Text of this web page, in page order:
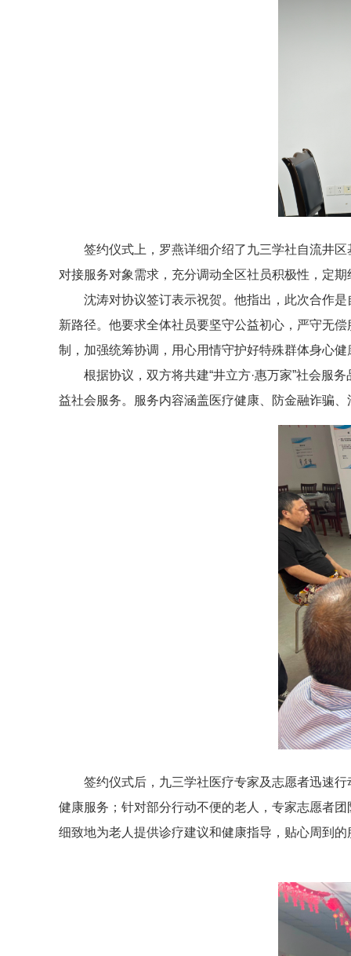
签约仪式上，罗燕详细介绍了九三学社自流井
对接服务对象需求，充分调动全区社员积极性，定
沈涛对协议签订表示祝贺。他指出，此次合作
新路径。他要求全体社员要坚守公益初心，严守无
制，加强统筹协调，用心用情守护好特殊群体身心健
根据协议，双方将共建“井立方·惠万家”社会服
益社会服务。服务内容涵盖医疗健康、防金融诈骗
签约仪式后，九三学社医疗专家及志愿者迅速
健康服务；针对部分行动不便的老人，专家志愿者
细致地为老人提供诊疗建议和健康指导，贴心周到